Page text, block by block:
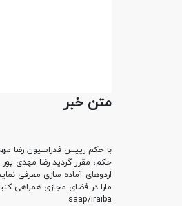
متن خبر
با حکم رییس فدراسیون رضا
حکم، مقرر گردید رضا مهدی
اردوهای آماده سازی معرفی
مارا در فضای مجازی همراهی
saap/iraiba